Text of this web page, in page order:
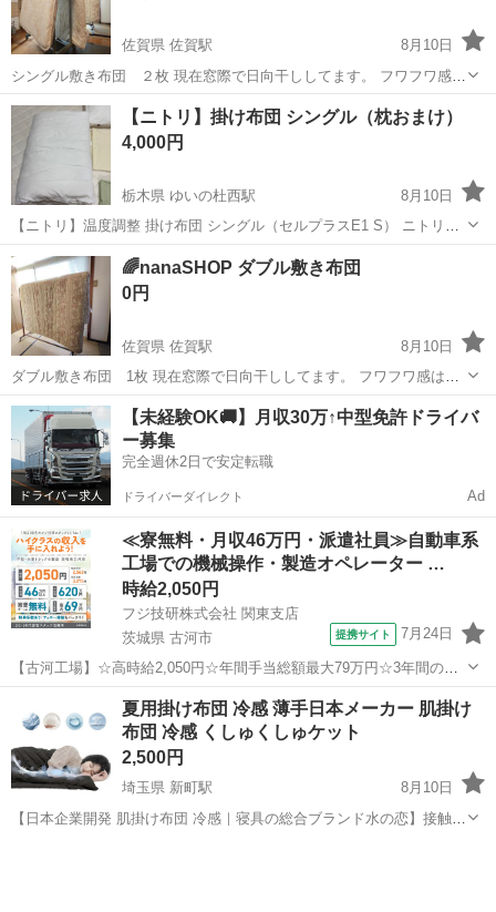
佐賀県 佐賀駅
8月10日
シングル敷き布団 ２枚 現在窓際で日向干ししてます。 フワフワ感は
ありませんが、まだ使用できます、中古品にご理解有る方、よろしく
お願いします❀ 🌺nanaSHOP🌺
佐賀 佐賀市 佐賀駅 寝具 敷き布団
【ニトリ】掛け布団 シングル（枕おまけ）
4,000円
栃木県 ゆいの杜西駅
8月10日
【ニトリ】温度調整 掛け布団 シングル（セルプラスE1 S） ニトリで
2025年11月に購入しました。 ・商品名：温度調整 掛け布団 シングル
（セルプラスE1 S） ・商品コード：5754177 ・カラー：ホワイト ・
サ...
栃木 宇都宮市 ゆいの杜西駅 寝具
🌈nanaSHOP ダブル敷き布団
0円
佐賀県 佐賀駅
8月10日
ダブル敷き布団 1枚 現在窓際で日向干ししてます。 フワフワ感はな
くなってしまったのですが、まだ使っていただけると思います 中古品
を気にされない方、よろしくお願いします❀
🌺nanaSHOP🌺
佐賀 佐賀市 佐賀駅 寝具 敷き布団
【未経験OK🚚】月収30万↑中型免許ドライバ
ー募集
完全週休2日で安定転職
ドライバーダイレクト Ad
≪寮無料・月収46万円・派遣社員≫自動車系
工場での機械操作・製造オペレーター …
時給2,050円
フジ技研株式会社 関東支店
茨城県 古河市
提携サイト 7月24日
【古河工場】☆高時給2,050円☆年間手当総額最大79万円☆3年間の手
当総額169万円☆年収630万円可☆寮費無料☆大手トラックメーカーで
の組立組付のお仕事☆自動車業界経験者積極採用中！！【20代でも年
収500万円が目指せる...
古河市 その他
夏用掛け布団 冷感 薄手日本メーカー 肌掛け
布団 冷感 くしゅくしゅケット
2,500円
埼玉県 新町駅
8月10日
【日本企業開発 肌掛け布団 冷感｜寝具の総合ブランド水の恋】接触冷